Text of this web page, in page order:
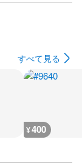
すべて見る
¥400